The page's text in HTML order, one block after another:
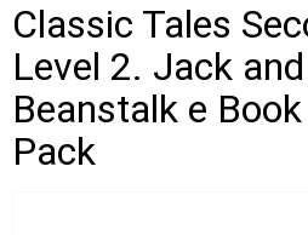
Classic Tales
Level 2. Jack
Beanstalk e
Pack